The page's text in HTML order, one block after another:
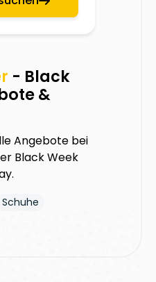
- Black
&
Angebote bei
Black Week
Schuhe